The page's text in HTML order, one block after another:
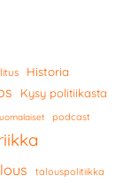
Historia
Kysy politiikasta
podcast
talouspolitiikka